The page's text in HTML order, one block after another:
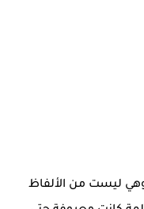
ليست من الألفاظ